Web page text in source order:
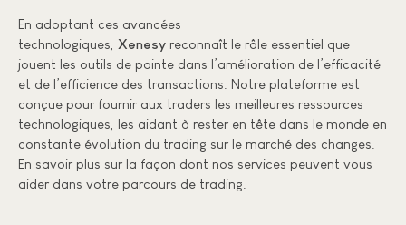
En adoptant ces avancées
technologiques, Xenesy reconnaît le rôle essentiel que
jouent les outils de pointe dans l’amélioration de l’efficacité
et de l’efficience des transactions. Notre plateforme est
conçue pour fournir aux traders les meilleures ressources
technologiques, les aidant à rester en tête dans le monde en
constante évolution du trading sur le marché des changes.
En savoir plus sur la façon dont nos services peuvent vous
aider dans votre parcours de trading.